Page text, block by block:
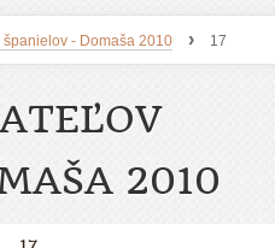
- Domaša 2010 › 17
2010